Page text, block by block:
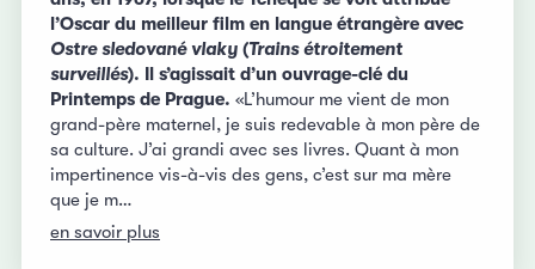
l’Oscar du meilleur film en langue étrangère avec
Ostre sledované vlaky (Trains étroitement
surveillés). Il s’agissait d’un ouvrage-clé du
Printemps de Prague. «L’humour me vient de mon
grand-père maternel, je suis redevable à mon père de
sa culture. J’ai grandi avec ses livres. Quant à mon
impertinence vis-à-vis des gens, c’est sur ma mère
que je m…
en savoir plus